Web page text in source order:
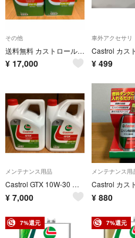
その他
送料無料 カストロール Castrol GTX 10W-30 エンジンオイル 4L×5缶 計20L
¥ 17,000
車外アクセサリ
¥ 499
メンテナンス用品
Castrol GTX 10W-30 エンジンオイル 4L×2セット
¥ 7,000
メンテナンス用
¥ 880
7%還元 7%還元